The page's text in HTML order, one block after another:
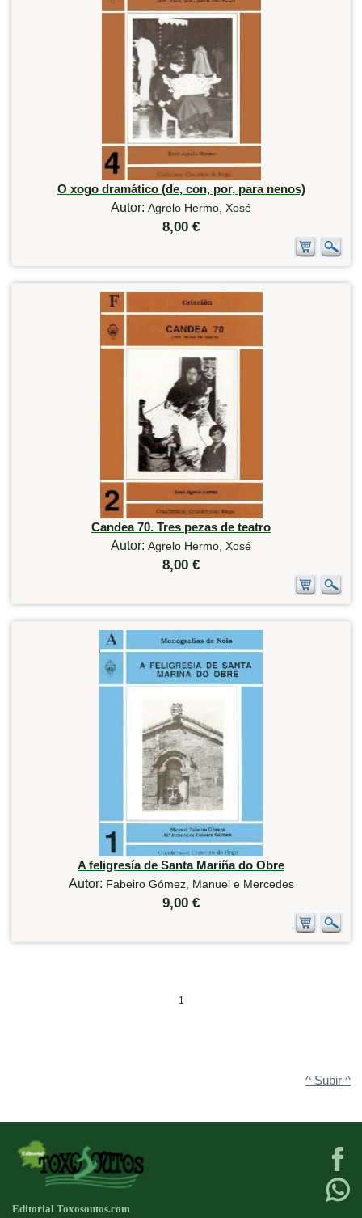
O xogo dramático (de, con, por, para nenos)
Autor: Agrelo Hermo, Xosé
8,00 €
Candea 70. Tres pezas de teatro
Autor: Agrelo Hermo, Xosé
8,00 €
A feligresía de Santa Mariña do Obre
Autor: Fabeiro Gómez, Manuel e Mercedes
9,00 €
1
^ Subir ^
Editorial Toxosoutos.com